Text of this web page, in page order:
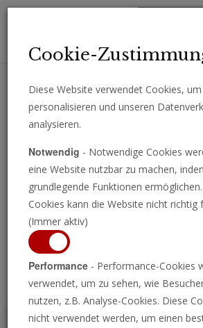
Erhalten Sie wichtige Analysen,
Programm
Cookie-
Diese Website verwendet Cookies,
personalisieren und unseren
analysieren.
Notwendig - Notwendige Cookies
eine Website nutzbar zu machen,
grundlegende Funktionen
Cookies kann die Website nicht richtig
(Immer aktiv)
Performance - Performance-Cookies
verwendet, um zu sehen, wie
nutzen, z.B. Analyse-Cookies. Diese
nicht verwendet werden, um einen